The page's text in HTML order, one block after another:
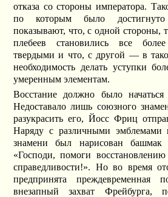
отказа со стороны императора.
по которым было
показывают, что, с одной стороны,
плебеев становились все
твердыми и что, с другой — в
необходимость делать уступки
умеренным элементам.
Восстание должно было
Недоставало лишь союзного
разукрасить его, Йосс Фриц
Наряду с различными эмблемами
знамени был нарисован башмак
«Господи, помоги
справедливости!». Но во время
предпринята преждевременная
внезапный захват Фрейбурга,